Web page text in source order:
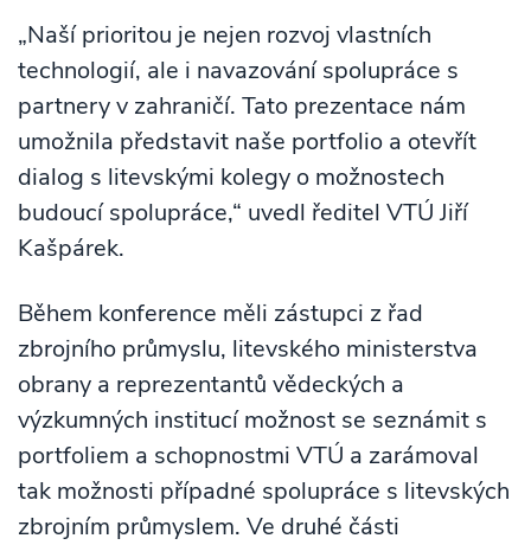
„Naší prioritou je nejen rozvoj vlastních
technologií, ale i navazování spolupráce s
partnery v zahraničí. Tato prezentace nám
umožnila představit naše portfolio a otevřít
dialog s litevskými kolegy o možnostech
budoucí spolupráce,“ uvedl ředitel VTÚ Jiří
Kašpárek.
Během konference měli zástupci z řad
zbrojního průmyslu, litevského ministerstva
obrany a reprezentantů vědeckých a
výzkumných institucí možnost se seznámit s
portfoliem a schopnostmi VTÚ a zarámoval
tak možnosti případné spolupráce s litevských
zbrojním průmyslem. Ve druhé části